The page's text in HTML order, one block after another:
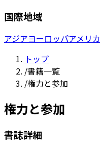
国際地域
アジアヨーロッパアメリカ
トップ
/書籍一覧
/権力と参加
権力と参加
書誌詳細